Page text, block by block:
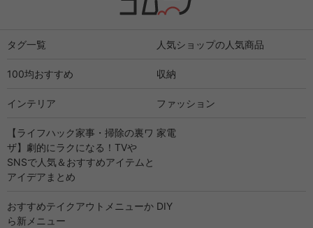
タグ一覧 人気ショップの人気商品
100均おすすめ 収納
インテリア ファッション
【ライフハック家事・掃除の裏ワ
ザ】劇的にラクになる！TVや
SNSで人気＆おすすめアイテムと
アイデアまとめ
家電
おすすめテイクアウトメニューか
ら新メニュー
DIY